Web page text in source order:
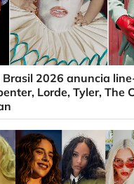
Brasil 2026 anuncia
Lorde, Tyler, The